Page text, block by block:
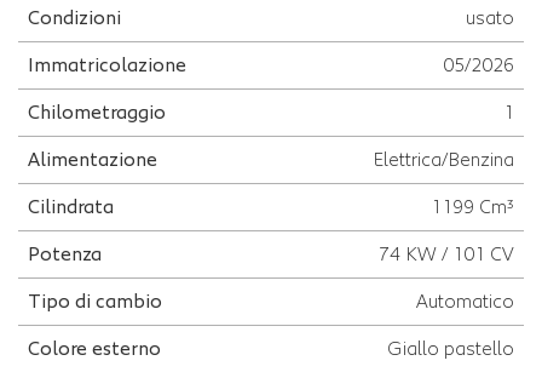
Condizioni usato
Immatricolazione 05/2026
Chilometraggio 1
Alimentazione Elettrica/Benzina
Cilindrata 1199 Cm³
Potenza 74 KW / 101 CV
Tipo di cambio Automatico
Colore esterno Giallo pastello